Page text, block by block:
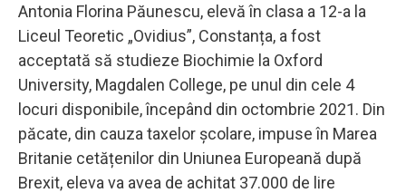
Antonia Florina Păunescu, elevă în clasa a 12-a la
Liceul Teoretic „Ovidius”, Constanța, a fost
acceptată să studieze Biochimie la Oxford
University, Magdalen College, pe unul din cele 4
locuri disponibile, începând din octombrie 2021. Din
păcate, din cauza taxelor școlare, impuse în Marea
Britanie cetățenilor din Uniunea Europeană după
Brexit, eleva va avea de achitat 37.000 de lire